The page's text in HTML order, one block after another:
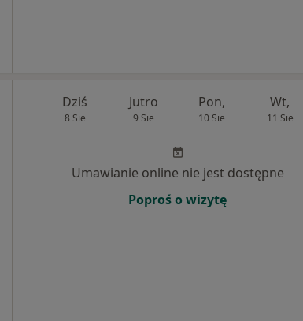
Dziś
8 Sie
Jutro
9 Sie
Pon,
10 Sie
Wt,
11 Sie
Umawianie online nie jest dostępne
Poproś o wizytę